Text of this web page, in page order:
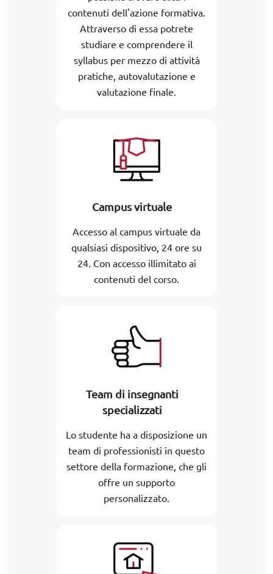
contenuti dell'azione formativa.
Attraverso di essa potrete
studiare e comprendere il
syllabus per mezzo di attività
pratiche, autovalutazione e
valutazione finale.
Campus virtuale
Accesso al campus virtuale da
qualsiasi dispositivo, 24 ore su
24. Con accesso illimitato ai
contenuti del corso.
Team di insegnanti
specializzati
Lo studente ha a disposizione un
team di professionisti in questo
settore della formazione, che gli
offre un supporto
personalizzato.